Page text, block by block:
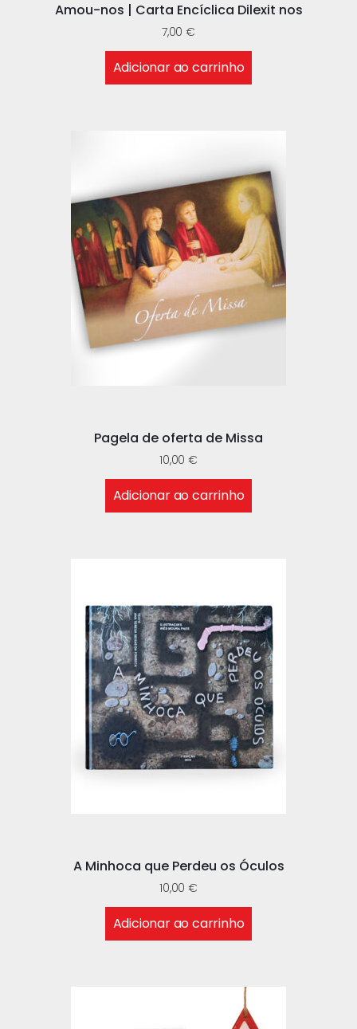
Amou-nos | Carta Encíclica Dilexit nos
7,00€
Adicionar ao carrinho
Pagela de oferta de Missa
10,00 €
Adicionar ao carrinho
A Minhoca que Perdeu os Óculos
10,00 €
Adicionar ao carrinho